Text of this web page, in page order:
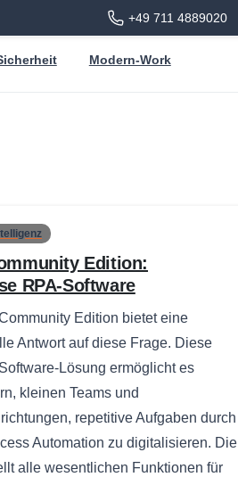
+49 711 4889020
Modern-Work
Edition:
RPA-Software
Edition bietet eine
Antwort auf diese Frage. Diese
Lösung ermöglicht es
kleinen Teams und
repetitive Aufgaben durch
Automation zu digitalisieren. Die
alle wesentlichen Funktionen für